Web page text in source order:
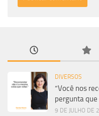
DIVERSOS
“Você nos
pergunta que
9 DE JULHO DE